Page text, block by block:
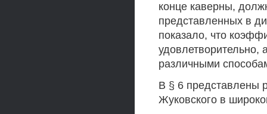
конце каверны,
представленных в
показало, что
удовлетворительно,
различными
В § 6 представлены
Жуковского в